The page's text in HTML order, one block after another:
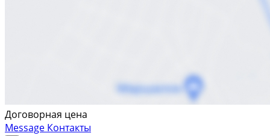
Договорная цена
Message Контакты